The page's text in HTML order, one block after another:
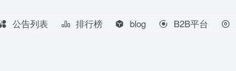
公告列表 排行榜 blog B2B平台